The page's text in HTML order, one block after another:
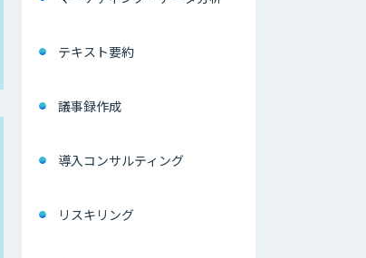
テキスト要約
議事録作成
導入コンサルティング
リスキリング